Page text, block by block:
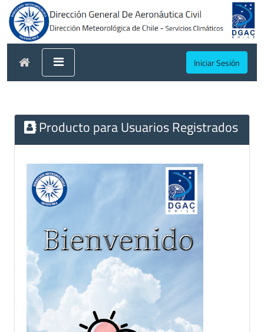
Iniciar Sesión
Producto para Usuarios Registrados